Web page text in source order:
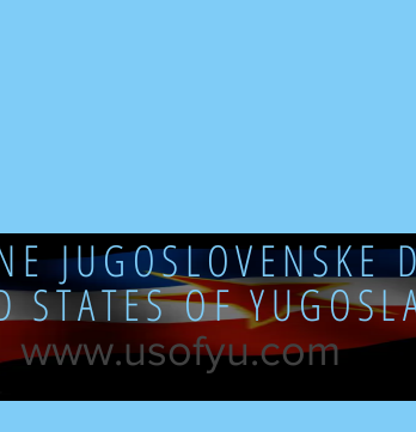
JUGOSLOVENSKE
STATES OF
www.usofyu.com